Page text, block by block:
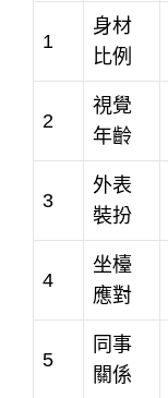
1
身材
比例
2
視覺
年齡
3
外表
裝扮
4
坐檯
應對
5
同事
關係